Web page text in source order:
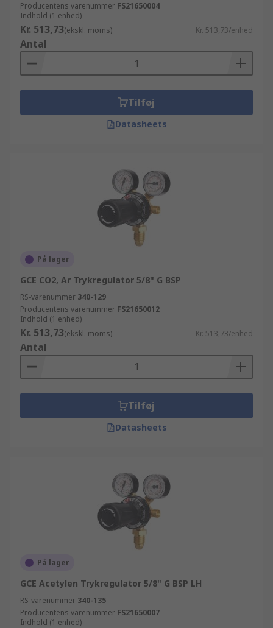
Producentens varenummer FS21650004
Indhold (1 enhed)
Kr. 513,73(ekskl. moms) Kr. 513,73/enhed
Antal
Tilføj
Datasheets
På lager
GCE CO2, Ar Trykregulator 5/8" G BSP
RS-varenummer 340-129
Producentens varenummer FS21650012
Indhold (1 enhed)
Kr. 513,73(ekskl. moms) Kr. 513,73/enhed
Antal
Tilføj
Datasheets
På lager
GCE Acetylen Trykregulator 5/8" G BSP LH
RS-varenummer 340-135
Producentens varenummer FS21650007
Indhold (1 enhed)